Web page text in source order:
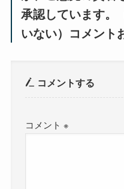
承認しています。
いない）コメント
コメントする
コメント※